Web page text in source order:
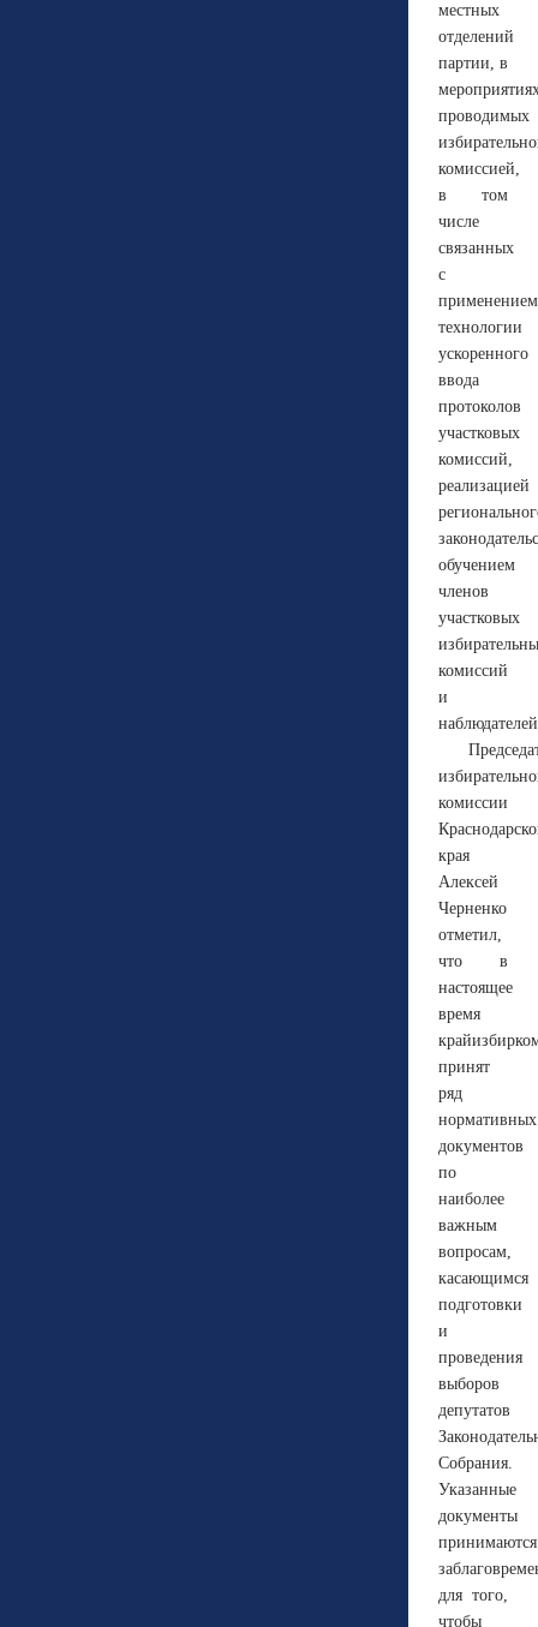
местных
отделений
партии, в
проводимых
комиссией,
в том
числе
связанных
с
применением
технологии
ускоренного
ввода
протоколов
участковых
комиссий,
реализацией
обучением
членов
участковых
комиссий
и
комиссии
края
Алексей
Черненко
отметил,
что в
настоящее
время
принят
ряд
нормативных
документов
по
наиболее
важным
вопросам,
касающимся
подготовки
и
проведения
выборов
депутатов
Собрания.
Указанные
документы
принимаются
для того,
чтобы